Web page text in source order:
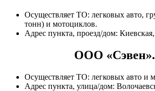
Осуществляет ТО: легковых авто,
тонн) и мотоциклов.
Адрес пункта, проезд/дом:
ООО «Сэвен».
Осуществляет ТО: легковых авто и
Адрес пункта, улица/дом: